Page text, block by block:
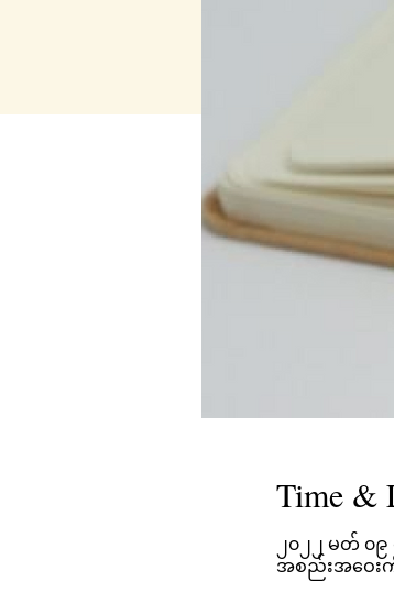
Time &
၂၀၂၂ မတ် ၀၉
အစည်းအဝေးကို